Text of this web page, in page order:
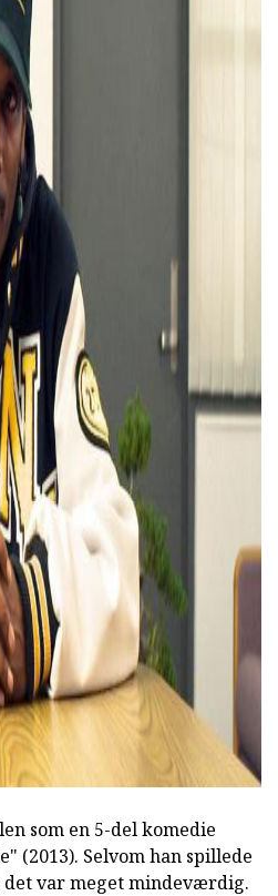
ad
som en 5-del komedie
(2013). Selvom han spillede
det var meget mindeværdig.